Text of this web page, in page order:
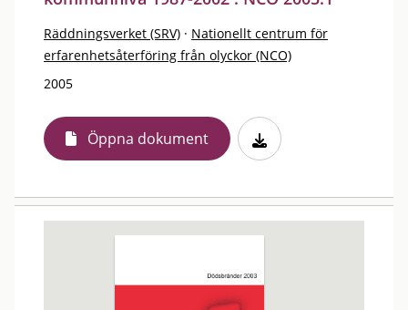
Räddningsverket (SRV) · Nationellt centrum för
erfarenhetsåterföring från olyckor (NCO)
2005
Öppna dokument